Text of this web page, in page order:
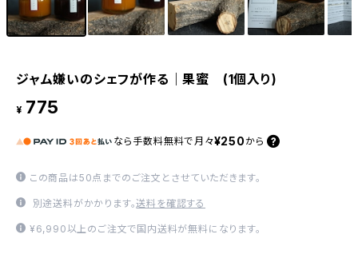
ジャム嫌いのシェフが作る｜果蜜 (1個入り)
¥ 775
なら 手数料無料で 月々¥250 から
この商品は50点までのご注文とさせていただきます。
別途送料がかかります。送料を確認する
¥6,990以上のご注文で国内送料が無料になります。